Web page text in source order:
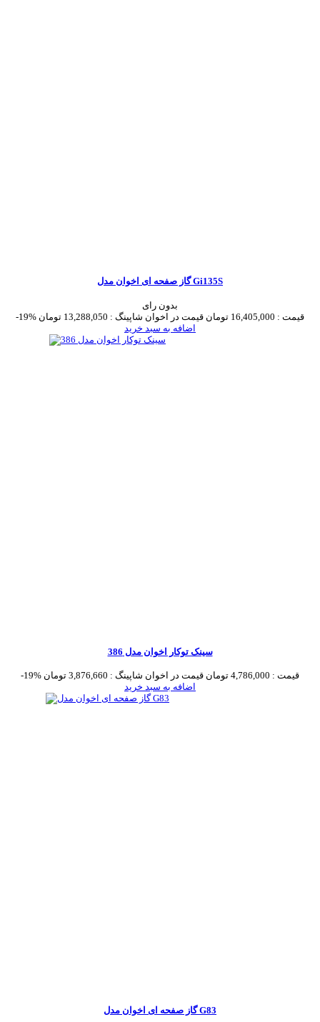
گاز صفحه ای اخوان مدل Gi135S
بدون رای
-19%
قیمت : 16,405,000 تومان قیمت در اخوان شاپینگ : 13,288,050 تومان
اضافه به سبد خرید
سینک توکار اخوان مدل 386
-19% قیمت : 4,786,000 تومان قیمت در اخوان شاپینگ : 3,876,660 تومان
اضافه به سبد خرید
گاز صفحه ای اخوان مدل G83